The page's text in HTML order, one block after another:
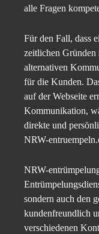
alle Fragen
Für den Fall, dass
zeitlichen
alternativen
für die Kunden.
auf der Webseite
Kommunikation,
direkte und
NRW-
NRW-
sondern auch den
kundenfreundlich
verschiedenen